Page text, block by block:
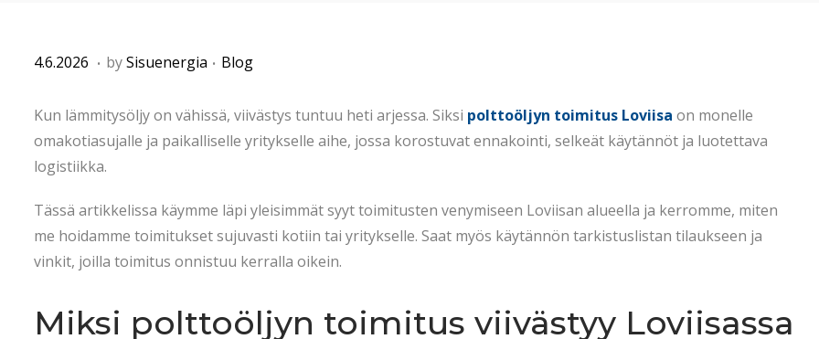
P
s
t
e
o
n
4.6.2026 2
.
5
.
0
2
6
. bySisuenergia . P
s
t
i
n
Blog
Kun lämmitysöljy on vähissä, viivästys tuntuu heti arjessa. Siksi polttoöljyn toimitus Loviisa on monelle
omakotiasujalle ja paikalliselle yritykselle aihe, jossa korostuvat ennakointi, selkeät käytännöt ja luotettava
logistiikka.
Tässä artikkelissa käymme läpi yleisimmät syyt toimitusten venymiseen Loviisan alueella ja kerromme, miten
me hoidamme toimitukset sujuvasti kotiin tai yritykselle. Saat myös käytännön tarkistuslistan tilaukseen ja
vinkit, joilla toimitus onnistuu kerralla oikein.
Miksi polttoöljyn toimitus viivästyy Loviisassa